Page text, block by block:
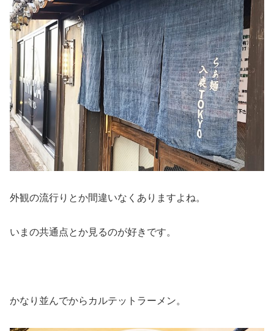
外観の流行りとか間違いなくありますよね。
いまの共通点とか見るのが好きです。
かなり並んでからカルテットラーメン。